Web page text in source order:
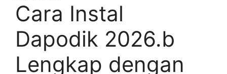
Cara Instal
Dapodik 2026.b
Lengkap dengan